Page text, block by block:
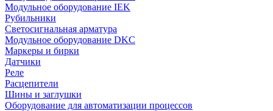
Модульное оборудование IEK
Рубильники
Светосигнальная арматура
Модульное оборудование DKC
Маркеры и бирки
Датчики
Реле
Расцепители
Шины и заглушки
Оборудование для автоматизации процессов